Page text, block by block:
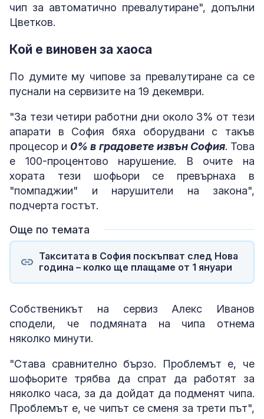
чип за автоматично превалутиране", допълни
Цветков.
Кой е виновен за хаоса
По думите му чипове за превалутиране са се
пуснали на сервизите на 19 декември.
"За тези четири работни дни около 3% от тези
апарати в София бяха оборудвани с такъв
процесор и 0% в градовете извън София. Това
е 100-процентово нарушение. В очите на
хората тези шофьори се превърнаха в
"помпаджии" и нарушители на закона",
подчерта гостът.
Още по темата
Такситата в София поскъпват след Нова
година – колко ще плащаме от 1 януари
Собственикът на сервиз Алекс Иванов
сподели, че подмяната на чипа отнема
няколко минути.
"Става сравнително бързо. Проблемът е, че
шофьорите трябва да спрат да работят за
няколко часа, за да дойдат да подменят чипа.
Проблемът е, че чипът се сменя за трети път",